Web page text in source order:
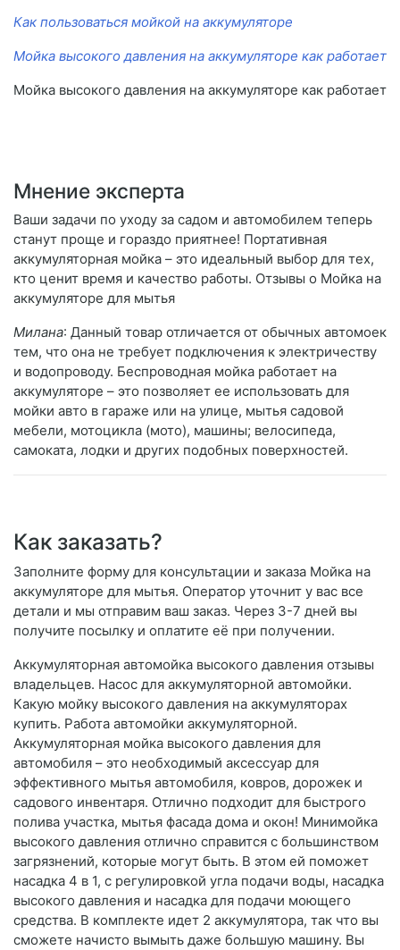
Как пользоваться мойкой на аккумуляторе
Мойка высокого давления на аккумуляторе как работает
Мойка высокого давления на аккумуляторе как работает
Мнение эксперта
Ваши задачи по уходу за садом и автомобилем теперь
станут проще и гораздо приятнее! Портативная
аккумуляторная мойка – это идеальный выбор для тех,
кто ценит время и качество работы. Отзывы о Мойка на
аккумуляторе для мытья
Милана: Данный товар отличается от обычных автомоек
тем, что она не требует подключения к электричеству
и водопроводу. Беспроводная мойка работает на
аккумуляторе – это позволяет ее использовать для
мойки авто в гараже или на улице, мытья садовой
мебели, мотоцикла (мото), машины; велосипеда,
самоката, лодки и других подобных поверхностей.
Как заказать?
Заполните форму для консультации и заказа Мойка на
аккумуляторе для мытья. Оператор уточнит у вас все
детали и мы отправим ваш заказ. Через 3-7 дней вы
получите посылку и оплатите её при получении.
Аккумуляторная автомойка высокого давления отзывы
владельцев. Насос для аккумуляторной автомойки.
Какую мойку высокого давления на аккумуляторах
купить. Работа автомойки аккумуляторной.
Аккумуляторная мойка высокого давления для
автомобиля – это необходимый аксессуар для
эффективного мытья автомобиля, ковров, дорожек и
садового инвентаря. Отлично подходит для быстрого
полива участка, мытья фасада дома и окон! Минимойка
высокого давления отлично справится с большинством
загрязнений, которые могут быть. В этом ей поможет
насадка 4 в 1, с регулировкой угла подачи воды, насадка
высокого давления и насадка для подачи моющего
средства. В комплекте идет 2 аккумулятора, так что вы
сможете начисто вымыть даже большую машину. Вы